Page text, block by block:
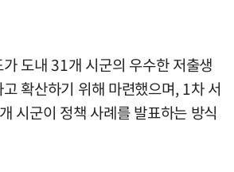
도내 31개 시군의 우수한 저출생
확산하기 위해 마련했으며, 1차 서
시군이 정책 사례를 발표하는 방식